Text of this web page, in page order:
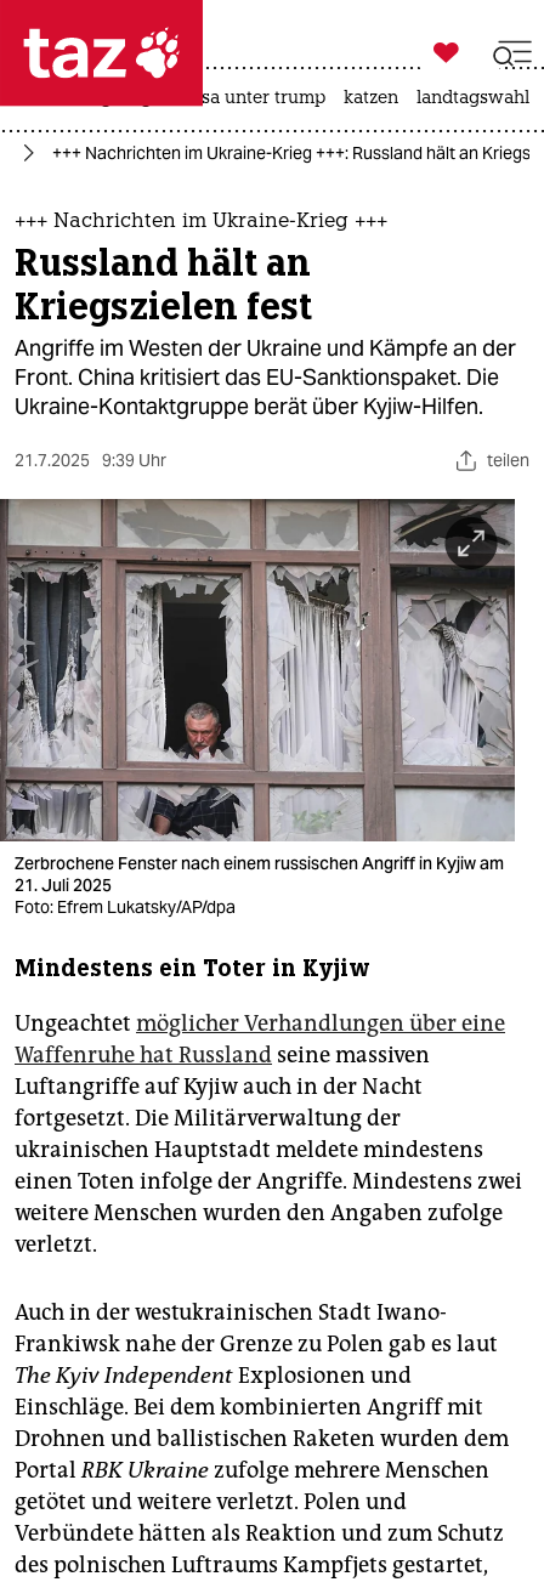
 taz zahl ich
taz zahl ich
themen
politik
öko
gesellschaft
sport
berlin
nord
wahrheit
verlag
verlag
veranstaltungen
shop
fragen & hilfe
genossenschaft
epaper login

taz zahl ich
usa unter trump katzen landtagswahl
+++ Nachrichten im Ukraine-Krieg +++: Russland hält an
+++ Nachrichten im Ukraine-Krieg +++
Russland hält an
Kriegszielen fest
Angriffe im Westen der Ukraine und Kämpfe an der
Front. China kritisiert das EU-Sanktionspaket. Die
Ukraine-Kontaktgruppe berät über Kyjiw-Hilfen.
21.7.2025 9:39 Uhr teilen
Zerbrochene Fenster nach einem russischen Angriff in Kyjiw am
21. Juli 2025
Foto: Efrem Lukatsky/AP/dpa
Mindestens ein Toter in Kyjiw
Ungeachtet möglicher Verhandlungen über eine
Waffenruhe hat Russland seine massiven
Luftangriffe auf Kyjiw auch in der Nacht
fortgesetzt. Die Militärverwaltung der
ukrainischen Hauptstadt meldete mindestens
einen Toten infolge der Angriffe. Mindestens zwei
weitere Menschen wurden den Angaben zufolge
verletzt.
Auch in der westukrainischen Stadt Iwano-
Frankiwsk nahe der Grenze zu Polen gab es laut
The Kyiv IndependentExplosionen und
Einschläge. Bei dem kombinierten Angriff mit
Drohnen und ballistischen Raketen wurden dem
PortalRBK Ukrainezufolge mehrere Menschen
getötet und weitere verletzt. Polen und
Verbündete hätten als Reaktion und zum Schutz
des polnischen Luftraums Kampfjets gestartet,